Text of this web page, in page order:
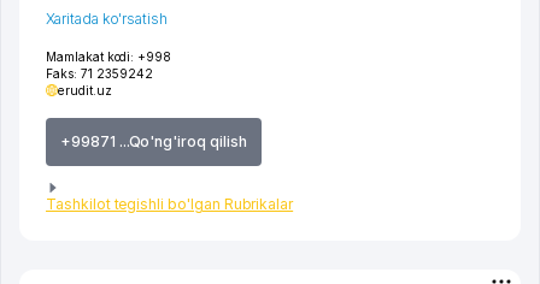
Mamlakat kodi: +998
Faks: 71 2359242
erudit.uz
+99871 ...Qo'ng'iroq qilish
Tashkilot tegishli bo'lgan Rubrikalar
Xaritada ko'rsatish